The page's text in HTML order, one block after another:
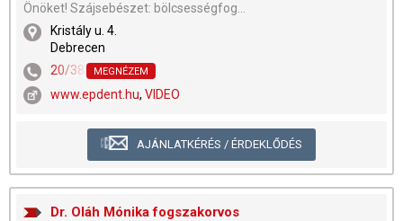
Önöket! Szájsebészet: bölcsességfog...
Kristály u. 4.
Debrecen
20/381-6928,20/231-1353
MEGNÉZEM
www.epdent.hu, VIDEO
AJÁNLATKÉRÉS / ÉRDEKLŐDÉS
Dr. Oláh Mónika fogszakorvos